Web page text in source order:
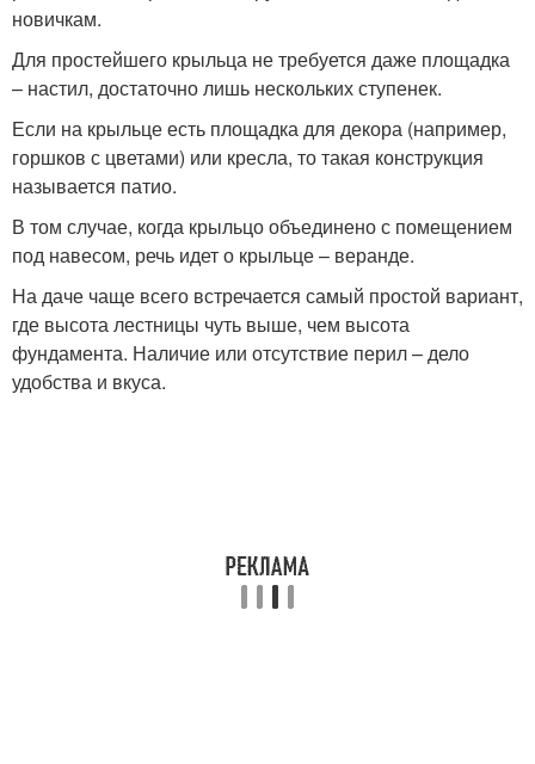
новичкам.
Для простейшего крыльца не требуется даже площадка
– настил, достаточно лишь нескольких ступенек.
Если на крыльце есть площадка для декора (например,
горшков с цветами) или кресла, то такая конструкция
называется патио.
В том случае, когда крыльцо объединено с помещением
под навесом, речь идет о крыльце – веранде.
На даче чаще всего встречается самый простой вариант,
где высота лестницы чуть выше, чем высота
фундамента. Наличие или отсутствие перил – дело
удобства и вкуса.